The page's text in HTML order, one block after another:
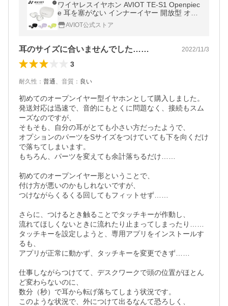
ワイヤレスイヤホン AVIOT TE-S1 Openpiec
e 耳を塞がない インナーイヤー 開放型 オー
プンイヤー かわいい ながら聴き 音漏れ抑制
長時間再生 マルチポイント
AVIOT公式ストア
耳のサイズに合いませんでした…… 2022/11/3
3
耐久性 ： 普通、 音質 ： 良い
初めてのオープンイヤー型イヤホンとして購入しました。
発送対応は迅速で、音的にもとくに問題なく、接続もスム
ーズなのですが、
そもそも、自分の耳がとても小さい方だったようで、
オプションのパーツをSサイズをつけていても下を向くだけ
で落ちてしまいます。
もちろん、パーツを変えても余計落ちるだけ……
初めてのオープンイヤー形ということで、
付け方が悪いのかもしれないですが、
つけながらくるくる回してもフィットせず……
さらに、つけるとき触ることでタッチキーが作動し、
流れてほしくないときに流れたり止まってしまったり……
タッチキーを設定しようと、専用アプリをインストールす
るも、
アプリが正常に動かず、タッチキーを変更できず……
仕事しながらつけてて、デスクワークで頭の位置がほとん
ど変わらないのに、
数分（秒）で耳から転げ落ちてしまう状況です。
このような状況で、外につけて出るなんて恐ろしく、